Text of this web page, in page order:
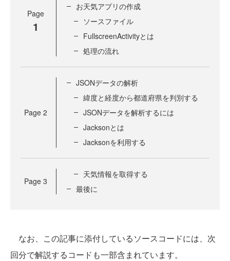
Page
1
お天気アプリの作成
ソースファイル
FullscreenActivityとは
処理の流れ
Page 2
JSONデータの解析
緯度と経度から都道府県を判別する
JSONデータを解析するには
Jacksonとは
Jacksonを利用する
Page 3
天気情報を取得する
最後に
なお、この記事に添付しているソースコードには、次
回分で解説するコードも一部含まれています。